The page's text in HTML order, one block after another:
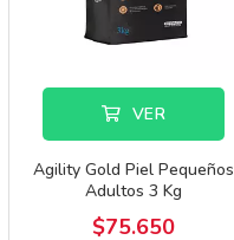
VER
Agility Gold Piel Pequeños
Adultos 3 Kg
$75.650